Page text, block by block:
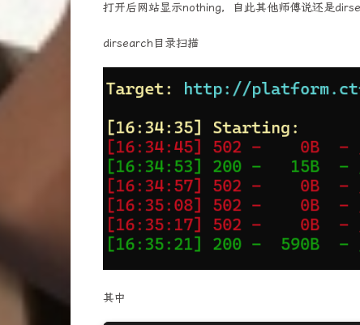
打开后网站显示nothing，自此其他师傅说还是
dirsearch目录扫描
其中